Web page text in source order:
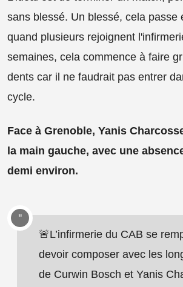
sans blessé. Un blessé, cela passe
quand plusieurs rejoignent
semaines, cela commence à faire
dents car il ne faudrait pas entrer
cycle.
Face à Grenoble, Yanis
la main gauche, avec une
demi environ.
🚨L’infirmerie du CAB se
devoir composer avec les
de Curwin Bosch et Yanis